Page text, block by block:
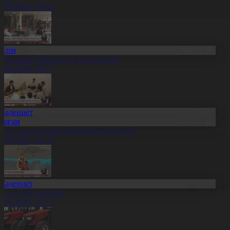
20:18
оқып, 600 мың теңге ұтып ал
20:17
өнеге еткен Ерниязовтар отбасы
20:16
мен креатив
20:13